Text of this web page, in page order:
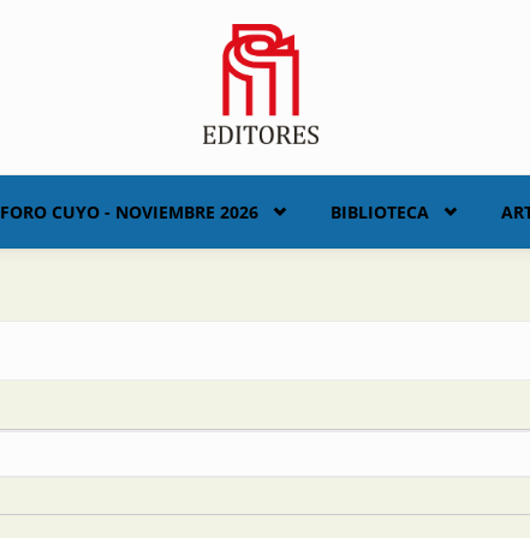
FORO CUYO - NOVIEMBRE 2026 BIBLIOTECA